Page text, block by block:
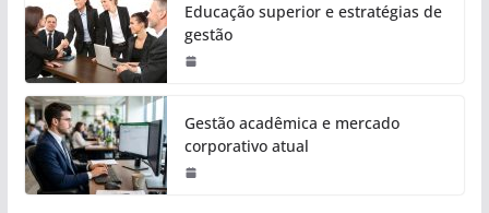
Educação superior e estratégias de
gestão
Gestão acadêmica e mercado
corporativo atual